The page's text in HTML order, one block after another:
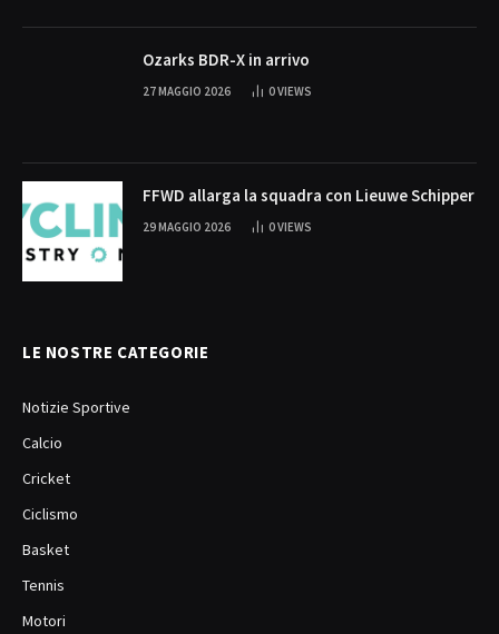
Ozarks BDR-X in arrivo
27 MAGGIO 2026 0VIEWS
FFWD allarga la squadra con Lieuwe Schipper
29 MAGGIO 2026 0VIEWS
LE NOSTRE CATEGORIE
Notizie Sportive
Calcio
Cricket
Ciclismo
Basket
Tennis
Motori